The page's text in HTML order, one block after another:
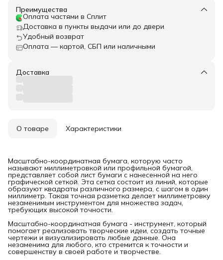
Преимущества
Оплата частями в Сплит
Доставка в пункты выдачи или до двери
Удобный возврат
Оплата — картой, СБП или наличными
Доставка
О товаре Характеристики
Масштабно-координатная бумага, которую часто
называют миллиметровкой или профильной бумагой,
представляет собой лист бумаги с нанесенной на него
графической сеткой. Эта сетка состоит из линий, которые
образуют квадраты различного размера, с шагом в один
миллиметр. Такая точная разметка делает миллиметровку
незаменимым инструментом для множества задач,
требующих высокой точности.
Масштабно-координатная бумага - инструмент, который
помогает реализовать творческие идеи, создать точные
чертежи и визуализировать любые данные. Она
незаменима для любого, кто стремится к точности и
совершенству в своей работе и творчестве.